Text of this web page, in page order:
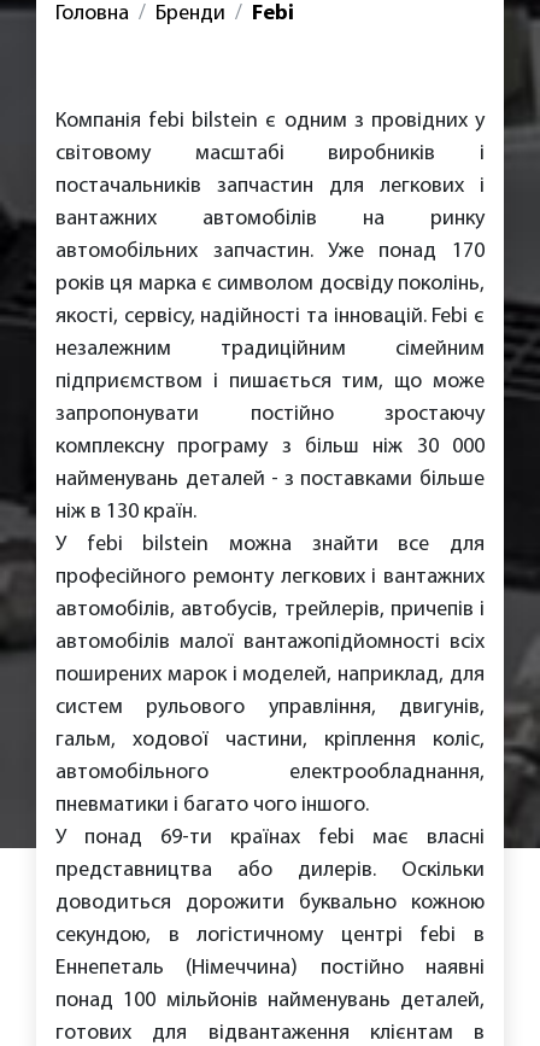
Головна Бренди Febi
Компанія febi bilstein є одним з провідних у
світовому масштабі виробників і
постачальників запчастин для легкових і
вантажних автомобілів на ринку
автомобільних запчастин. Уже понад 170
років ця марка є символом досвіду поколінь,
якості, сервісу, надійності та інновацій. Febi є
незалежним традиційним сімейним
підприємством і пишається тим, що може
запропонувати постійно зростаючу
комплексну програму з більш ніж 30 000
найменувань деталей - з поставками більше
ніж в 130 країн.
У febi bilstein можна знайти все для
професійного ремонту легкових і вантажних
автомобілів, автобусів, трейлерів, причепів і
автомобілів малої вантажопідйомності всіх
поширених марок і моделей, наприклад, для
систем рульового управління, двигунів,
гальм, ходової частини, кріплення коліс,
автомобільного електрообладнання,
пневматики і багато чого іншого.
У понад 69-ти країнах febi має власні
представництва або дилерів. Оскільки
доводиться дорожити буквально кожною
секундою, в логістичному центрі febi в
Еннепеталь (Німеччина) постійно наявні
понад 100 мільйонів найменувань деталей,
готових для відвантаження клієнтам в